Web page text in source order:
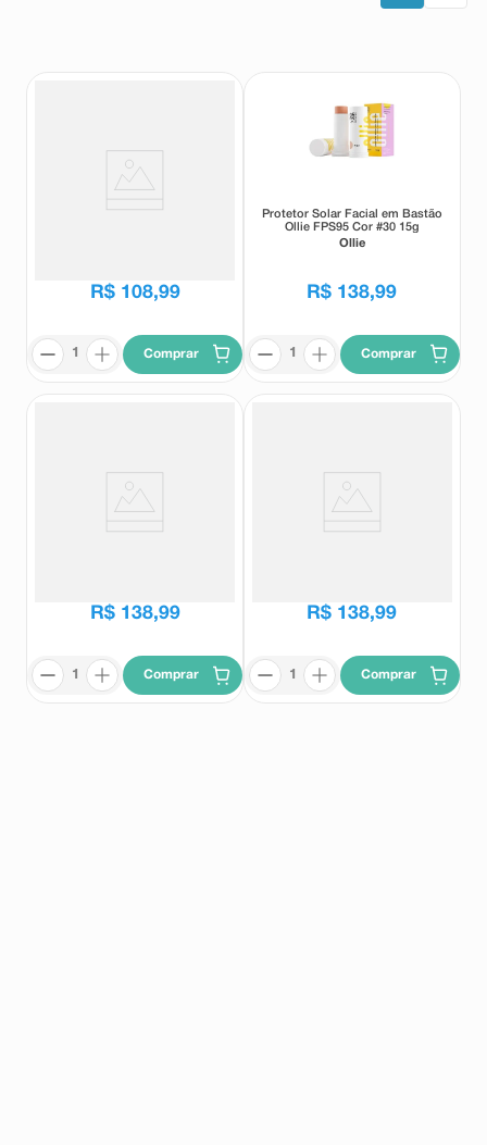
R$ 108,99
Comprar
Protetor Solar Facial em Bastão
Ollie FPS95 Cor #30 15g
Ollie
R$ 138,99
Comprar
Protetor Solar Facial em Bastão
R$ 138,99
Comprar
Glow Hidratante Facial Ollie
R$ 138,99
Comprar